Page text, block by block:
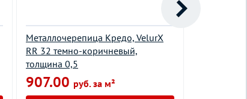
Металлочерепица Кредо, VelurХ
RR 32 темно-коричневый,
толщина 0,5
907.00 руб. за м²